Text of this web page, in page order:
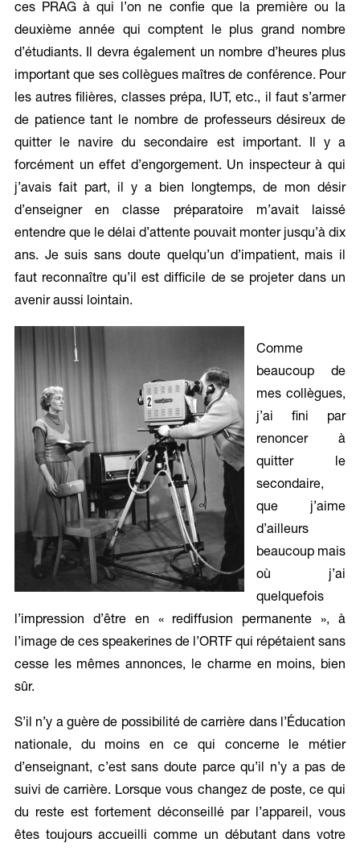
ces PRAG à qui l’on ne confie que la première ou la
deuxième année qui comptent le plus grand nombre
d’étudiants. Il devra également un nombre d’heures plus
important que ses collègues maîtres de conférence. Pour
les autres filières, classes prépa, IUT, etc., il faut s’armer
de patience tant le nombre de professeurs désireux de
quitter le navire du secondaire est important. Il y a
forcément un effet d’engorgement. Un inspecteur à qui
j’avais fait part, il y a bien longtemps, de mon désir
d’enseigner en classe préparatoire m’avait laissé
entendre que le délai d’attente pouvait monter jusqu’à dix
ans. Je suis sans doute quelqu’un d’impatient, mais il
faut reconnaître qu’il est difficile de se projeter dans un
avenir aussi lointain.
Comme
beaucoup de
mes collègues,
j’ai fini par
renoncer à
quitter le
secondaire,
que j’aime
d’ailleurs
beaucoup mais
où j’ai
quelquefois
l’impression d’être en « rediffusion permanente », à
l’image de ces speakerines de l’ORTF qui répétaient sans
cesse les mêmes annonces, le charme en moins, bien
sûr.
S’il n’y a guère de possibilité de carrière dans l’Éducation
nationale, du moins en ce qui concerne le métier
d’enseignant, c’est sans doute parce qu’il n’y a pas de
suivi de carrière. Lorsque vous changez de poste, ce qui
du reste est fortement déconseillé par l’appareil, vous
êtes toujours accueilli comme un débutant dans votre